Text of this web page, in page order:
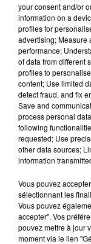
pour suivre la
tous. Elle se
sport vous
septembre, de
découvrir,
fête des
avec une
cérémonie.
your consent and/or
information on a
profiles for
advertising; Measure
performance;
of data from different
profiles to
content; Use limited
detect fraud, and fix
Save and
process personal
following
requested; Use
other data sources;
information
Vous pouvez
sélectionnant les
Vous pouvez
accepter". Vos
pouvez mettre à jour
moment via le lien